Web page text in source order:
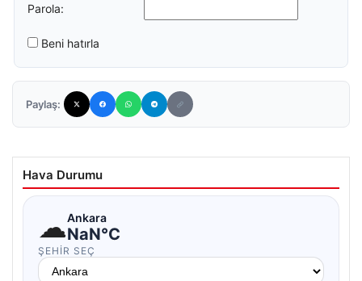
Parola:
Beni hatırla
Paylaş:
Hava Durumu
☁Ankara
NaN°C
ŞEHIR SEÇ